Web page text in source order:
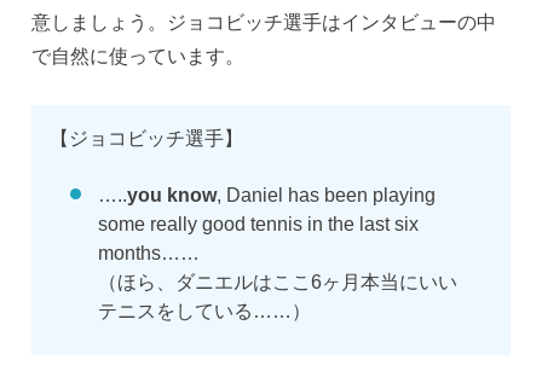
意しましょう。ジョコビッチ選手はインタビューの中
で自然に使っています。
【ジョコビッチ選手】
…..you know, Daniel has been playing
some really good tennis in the last six
months……
（ほら、ダニエルはここ6ヶ月本当にいい
テニスをしている……）